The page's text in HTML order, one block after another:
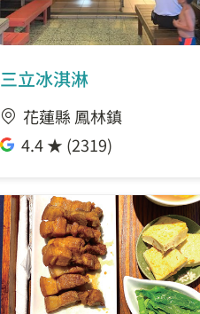
三立冰淇淋
花蓮縣 鳳林鎮
4.4 ★ (2319)